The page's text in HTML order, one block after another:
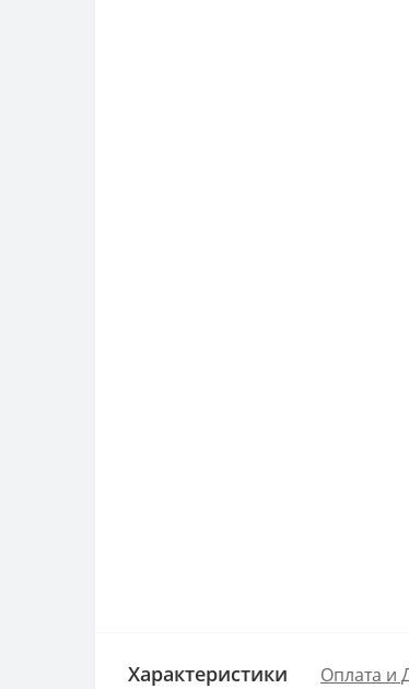
Характеристики Оплата и